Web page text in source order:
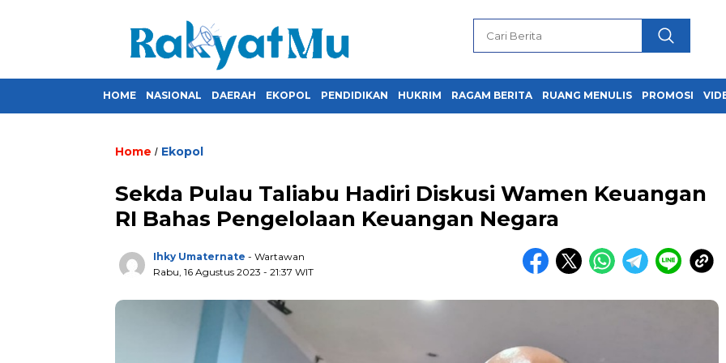
HOME NASIONAL DAERAH EKOPOL PENDIDIKAN HUKRIM RAGAM BERITA RUANG MENULIS PROMOSI
Home / Ekopol
Sekda Pulau Taliabu Hadiri Diskusi Wamen Keuangan
RI Bahas Pengelolaan Keuangan Negara
Ihky Umaternate - Wartawan
Rabu, 16 Agustus 2023 - 21:37 WIT